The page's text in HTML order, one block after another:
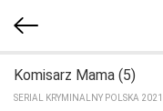
Komisarz Mama (5)
SERIAL KRYMINALNY POLSKA 2021